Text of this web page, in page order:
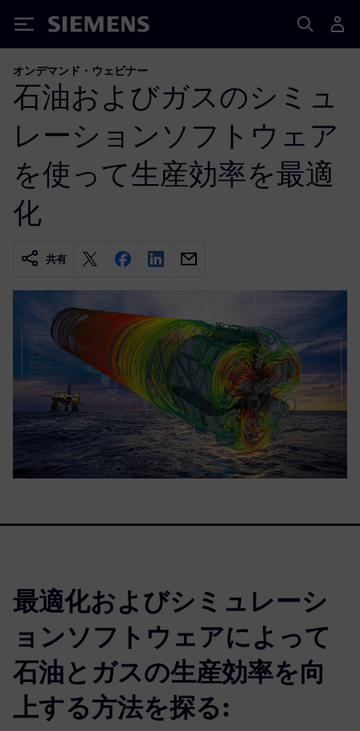
Siemens
オンデマンド・ウェビナー
石油およびガスのシミュ
レーションソフトウェア
を使って生産効率を最適
化
共有
最適化およびシミュレーシ
ョンソフトウェアによって
石油とガスの生産効率を向
上する方法を探る: